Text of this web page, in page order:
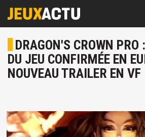
DRAGON'S CROWN PRO
DU JEU CONFIRMÉE EN
NOUVEAU TRAILER EN VF